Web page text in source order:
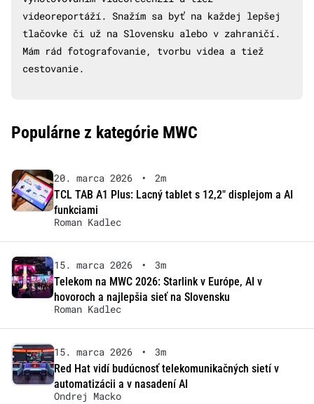
videoreportáží. Snažím sa byť na každej lepšej
tlačovke či už na Slovensku alebo v zahraničí.
Mám rád fotografovanie, tvorbu videa a tiež
cestovanie.
Populárne z kategórie MWC
20. marca 2026 •
2m
TCL TAB A1 Plus: Lacný tablet s 12,2″ displejom a AI
funkciami
Roman Kadlec
15. marca 2026 •
3m
Telekom na MWC 2026: Starlink v Európe, AI v
hovoroch a najlepšia sieť na Slovensku
Roman Kadlec
15. marca 2026 •
3m
Red Hat vidí budúcnosť telekomunikačných sietí v
automatizácii a v nasadení AI
Ondrej Macko